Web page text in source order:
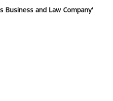
Business and Law Company'